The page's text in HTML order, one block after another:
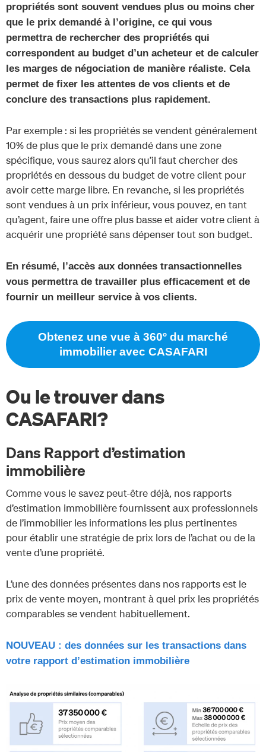
propriétés sont souvent vendues plus ou moins cher
que le prix demandé à l’origine, ce qui vous
permettra de rechercher des propriétés qui
correspondent au budget d’un acheteur et de calculer
les marges de négociation de manière réaliste. Cela
permet de fixer les attentes de vos clients et de
conclure des transactions plus rapidement.
Par exemple : si les propriétés se vendent généralement
10% de plus que le prix demandé dans une zone
spécifique, vous saurez alors qu’il faut chercher des
propriétés en dessous du budget de votre client pour
avoir cette marge libre. En revanche, si les propriétés
sont vendues à un prix inférieur, vous pouvez, en tant
qu’agent, faire une offre plus basse et aider votre client à
acquérir une propriété sans dépenser tout son budget.
En résumé, l’accès aux données transactionnelles
vous permettra de travailler plus efficacement et de
fournir un meilleur service à vos clients.
Obtenez une vue à 360º du marché
immobilier avec CASAFARI
Ou le trouver dans
CASAFARI?
Dans Rapport d’estimation
immobilière
Comme vous le savez peut-être déjà, nos rapports
d’estimation immobilière fournissent aux professionnels
de l’immobilier les informations les plus pertinentes
pour établir une stratégie de prix lors de l’achat ou de la
vente d’une propriété.
L’une des données présentes dans nos rapports est le
prix de vente moyen, montrant à quel prix les propriétés
comparables se vendent habituellement.
NOUVEAU : des données sur les transactions dans
votre rapport d’estimation immobilière